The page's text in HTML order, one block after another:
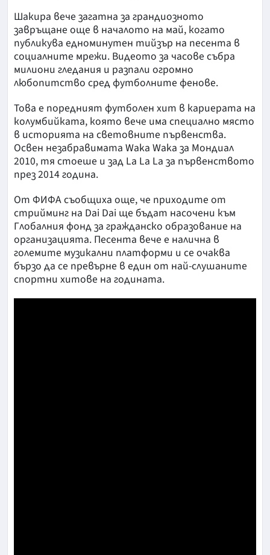
Шакира вече загатна за грандиозното
завръщане още в началото на май, когато
публикува едноминутен тийзър на песента в
социалните мрежи. Видеото за часове събра
милиони гледания и разпали огромно
любопитство сред футболните фенове.
Това е поредният футболен хит в кариерата на
колумбийката, която вече има специално място
в историята на световните първенства.
Освен незабравимата Waka Waka за Мондиал
2010, тя стоеше и зад La La La за първенството
през 2014 година.
От ФИФА съобщиха още, че приходите от
стрийминг на Dai Dai ще бъдат насочени към
Глобалния фонд за гражданско образование на
организацията. Песента вече е налична в
големите музикални платформи и се очаква
бързо да се превърне в един от най-слушаните
спортни хитове на годината.